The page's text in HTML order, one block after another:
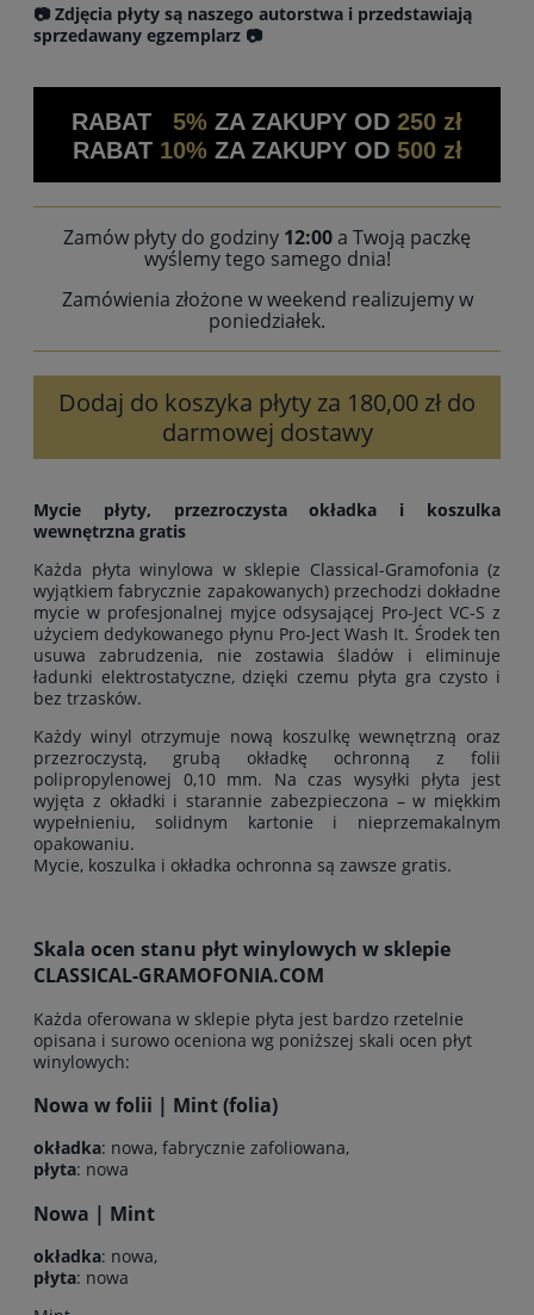
📷 Zdjęcia płyty są naszego autorstwa i przedstawiają
sprzedawany egzemplarz 📷
RABAT 5% ZA ZAKUPY OD 250 zł
RABAT 10%ZA ZAKUPY OD 500 zł
Zamów płyty do godziny 12:00a Twoją paczkę
wyślemy tego samego dnia!
Zamówienia złożone w weekend realizujemy w
poniedziałek.
Dodaj do koszyka płyty za 180,00 zł do
darmowej dostawy
Mycie płyty, przezroczysta okładka i koszulka
wewnętrzna gratis
Każda płyta winylowa w sklepie Classical-Gramofonia (z
wyjątkiem fabrycznie zapakowanych) przechodzi dokładne
mycie w profesjonalnej myjce odsysającej Pro-Ject VC-S z
użyciem dedykowanego płynu Pro-Ject Wash It. Środek ten
usuwa zabrudzenia, nie zostawia śladów i eliminuje
ładunki elektrostatyczne, dzięki czemu płyta gra czysto i
bez trzasków.
Każdy winyl otrzymuje nową koszulkę wewnętrzną oraz
przezroczystą, grubą okładkę ochronną z folii
polipropylenowej 0,10 mm. Na czas wysyłki płyta jest
wyjęta z okładki i starannie zabezpieczona – w miękkim
wypełnieniu, solidnym kartonie i nieprzemakalnym
opakowaniu.
Mycie, koszulka i okładka ochronna są zawsze gratis.
Skala ocen stanu płyt winylowych w sklepie
CLASSICAL-GRAMOFONIA.COM
Każda oferowana w sklepie płyta jest bardzo rzetelnie
opisana i surowo oceniona wg poniższej skali ocen płyt
winylowych:
Nowa w folii | Mint (folia)
okładka: nowa, fabrycznie zafoliowana,
płyta: nowa
Nowa | Mint
okładka: nowa,
płyta: nowa